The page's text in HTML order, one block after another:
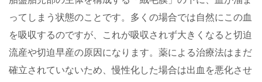
ってしまう状態のことです。多くの場合では自然にこの血
を吸収するのですが、これが吸収されず大きくなると切迫
流産や切迫早産の原因になります。薬による治療法はまだ
確立されていないため、慢性化した場合は出血を悪化させ